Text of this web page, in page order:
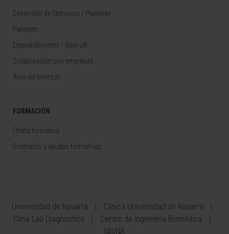
Desarrollo de fármacos / Pipelines
Patentes
Emprendimiento / Spin off
Colaboración con empresas
Área del Inversor
FORMACIÓN
Oferta formativa
Contratos y ayudas formativas
Universidad de Navarra
Clínica Universidad de Navarra
Cima Lab Diagnostics
Centro de Ingeniería Biomédica
IdisNA